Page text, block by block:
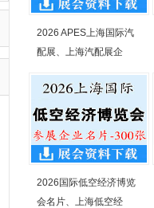
2026 APES上海国际汽
配展、上海汽配展企
2026国际低空经济博览
会名片、上海低空经